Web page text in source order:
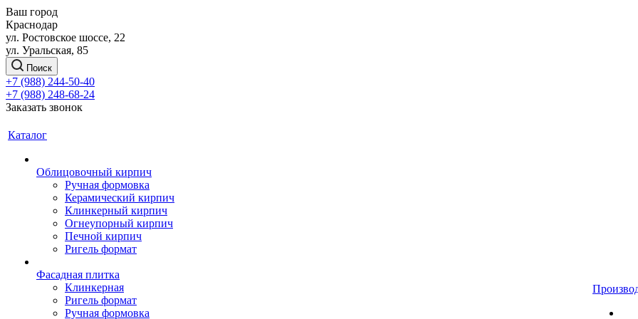
Ваш город
Краснодар
ул. Ростовское шоссе, 22
ул. Уральская, 85
Поиск
+7 (988) 244-50-40
+7 (988) 248-68-24
Заказать звонок
Каталог
Облицовочный кирпич
Ручная формовка
Керамический кирпич
Клинкерный кирпич
Огнеупорный кирпич
Печной кирпич
Ригель формат
Фасадная плитка
Клинкерная
Ригель формат
Ручная формовка